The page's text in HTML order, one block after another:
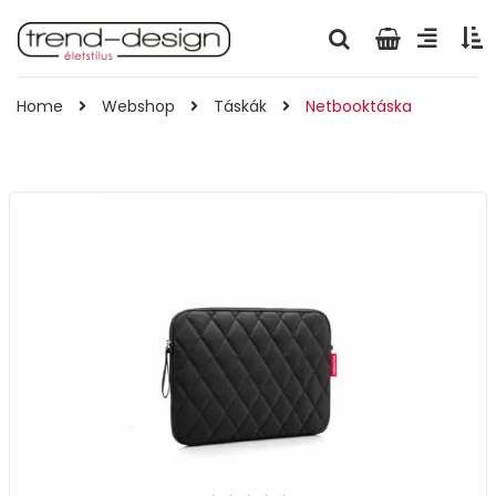
Home Webshop Táskák Netbooktáska